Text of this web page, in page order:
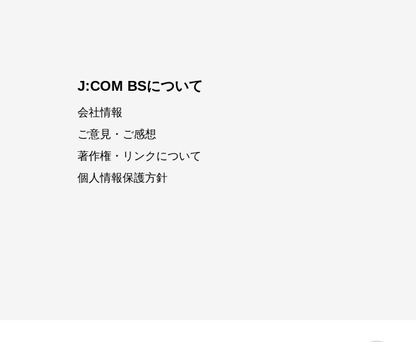
J:COM BSについて
会社情報
ご意見・ご感想
著作権・リンクについて
個人情報保護方針